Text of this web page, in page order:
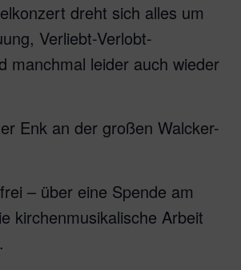
dreht sich alles um
Verliebt-Verlobt-
manchmal leider auch wieder
Enk an der großen Walcker-
– über eine Spende am
kirchenmusikalische Arbeit